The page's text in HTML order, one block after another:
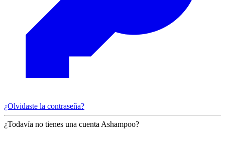
¿Olvidaste la contraseña?
¿Todavía no tienes una cuenta Ashampoo?